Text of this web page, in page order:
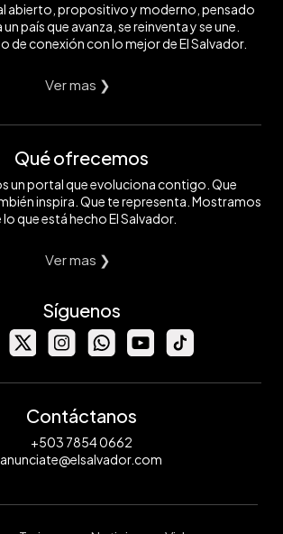
abierto, propositivo y moderno, pensado
país que avanza, se reinventa y se une.
de conexión con lo mejor de El Salvador.
Ver mas ❯
Qué ofrecemos
un portal que evoluciona contigo. Que
inspira. Que te representa. Mostramos
lo que está hecho El Salvador.
Ver mas ❯
Síguenos
Contáctanos
+503 7854 0662
anunciate@elsalvador.com